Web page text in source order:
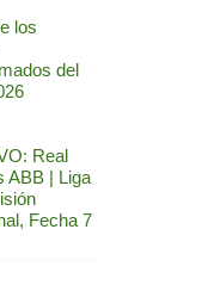
los
del
Real
ABB | Liga
Fecha 7